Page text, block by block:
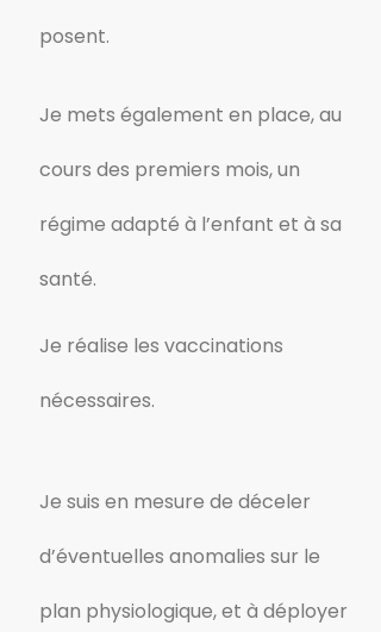
posent.
Je mets également en place, au
cours des premiers mois, un
régime adapté à l’enfant et à sa
santé.
Je réalise les vaccinations
nécessaires.
Je suis en mesure de déceler
d’éventuelles anomalies sur le
plan physiologique, et à déployer